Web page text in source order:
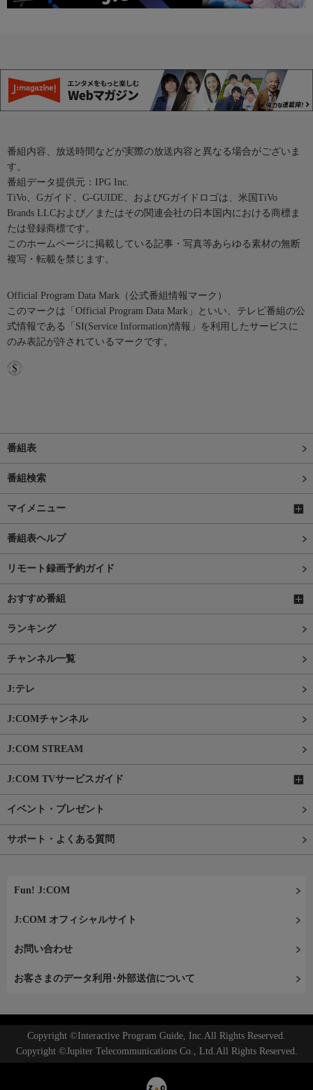
番組内容、放送時間などが実際の放送内容と異なる場合がございま
す。
番組データ提供元：IPG Inc.
TiVo、Gガイド、G-GUIDE、およびGガイドロゴは、米国TiVo
Brands LLCおよび／またはその関連会社の日本国内における商標ま
たは登録商標です。
このホームページに掲載している記事・写真等あらゆる素材の無断
複写・転載を禁じます。
Official Program Data Mark（公式番組情報マーク）
このマークは「Official Program Data Mark」といい、テレビ番組の公
式情報である「SI(Service Information)情報」を利用したサービスに
のみ表記が許されているマークです。
番組表
番組検索
マイメニュー
番組表ヘルプ
リモート録画予約ガイド
おすすめ番組
ランキング
チャンネル一覧
J:テレ
J:COMチャンネル
J:COM STREAM
J:COM TVサービスガイド
イベント・プレゼント
サポート・よくある質問
Fun! J:COM
J:COM オフィシャルサイト
お問い合わせ
お客さまのデータ利用･外部送信について
Copyright ©Interactive Program Guide, Inc.All Rights Reserved.
Copyright ©Jupiter Telecommunications Co., Ltd.All Rights Reserved.